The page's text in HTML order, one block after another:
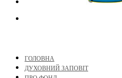
ГОЛОВНА
ДУХОВНИЙ ЗАПОВІТ